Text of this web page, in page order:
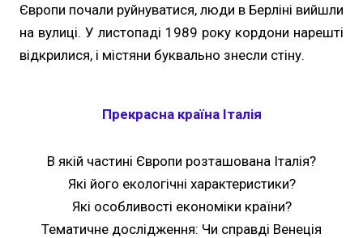
Європи почали руйнуватися, люди в Берліні вийшли
на вулиці. У листопаді 1989 року кордони нарешті
відкрилися, і містяни буквально знесли стіну.
Прекрасна країна Італія
В якій частині Європи розташована Італія?
Які його екологічні характеристики?
Які особливості економіки країни?
Тематичне дослідження: Чи справді Венеція